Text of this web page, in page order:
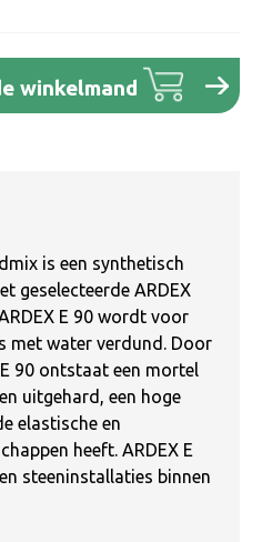
Voer de
winkelmand
is ​​een synthetisch
geselecteerde ARDEX
E 90 wordt voor
met water verdund. Door
90 ontstaat een mortel
uitgehard, een hoge
elastische en
heeft. ARDEX E
steeninstallaties binnen